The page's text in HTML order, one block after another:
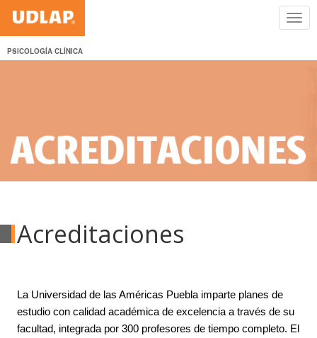
PSICOLOGÍA CLÍNICA
Acreditaciones
La Universidad de las Américas Puebla imparte planes de
estudio con calidad académica de excelencia a través de su
facultad, integrada por 300 profesores de tiempo completo. El